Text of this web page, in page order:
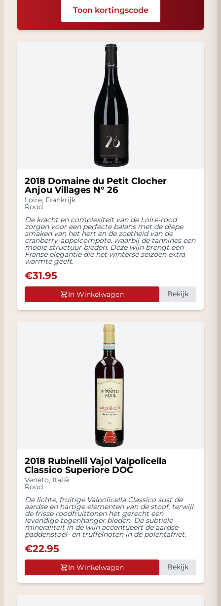
Toon kortingscode
2018 Domaine du Petit Clocher
Anjou Villages N° 26
Loire, Frankrijk
Rood
De kracht en complexiteit van de Loire-rood
zorgen voor een perfecte balans met de diepe
smaken van het hert en de zoetheid van de
cranberry-appelcompote, waarbij de tannines een
mooie structuur bieden. Deze wijn brengt een
Franse elegantie die het winterse seizoen extra
warmte geeft.
€31.95
In Winkelwagen Bekijk
2018 Rubinelli Vajol Valpolicella
Classico Superiore DOC
Veneto, Italië
Rood
De lichte, fruitige Valpolicella Classico sust de
aardse en hartige elementen van de stoof, terwijl
de frisse roodfruittonen het gerecht een
levendige tegenhanger bieden. De subtiele
mineraliteit in de wijn accentueert de aardse
paddenstoel- en truffelnoten in de polentafriet.
€22.95
In Winkelwagen Bekijk